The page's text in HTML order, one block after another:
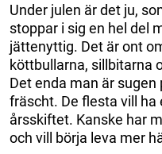
Under julen är det ju,
stoppar i sig en hel del
jättenyttig. Det är ont
köttbullarna, sillbitarna
Det enda man är
fräscht. De flesta vill ha
årsskiftet. Kanske har
och vill börja leva mer